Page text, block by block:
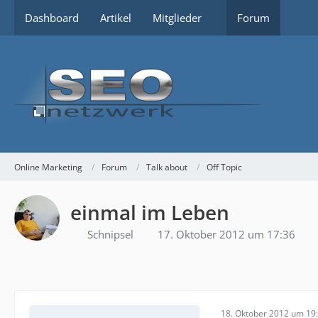
Dashboard Artikel Mitglieder Forum
Online Marketing Forum Talk about Off Topic
einmal im Leben
Schnipsel 17. Oktober 2012 um 17:36
18. Oktober 2012 um